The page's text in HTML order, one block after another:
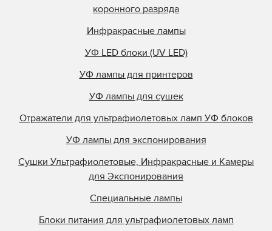
Online Energy
Philips
Polarlamp
Polytype
Primarc
Prime UV
Quality Discount Pre
Research Inc.
Samlink
Singulus
Southern Lamps
коронного разряда
Инфракрасные лампы
УФ LED блоки (UV LED)
УФ лампы для принтеров
УФ лампы для сушек
Отражатели для ультрафиолетовых ламп УФ блоков
УФ лампы для экспонирования
Сушки Ультрафиолетовые, Инфракрасные и Камеры
для Экспонирования
Специальные лампы
Блоки питания для ультрафиолетовых ламп